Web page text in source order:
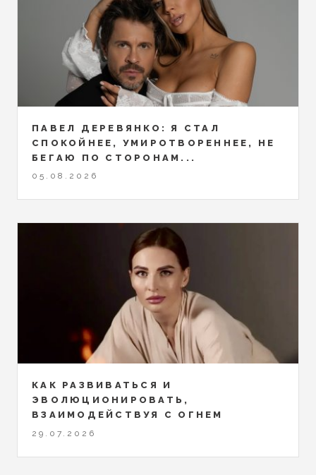
ПАВЕЛ ДЕРЕВЯНКО: Я СТАЛ
СПОКОЙНЕЕ, УМИРОТВОРЕННЕЕ, НЕ
БЕГАЮ ПО СТОРОНАМ...
05.08.2026
КАК РАЗВИВАТЬСЯ И
ЭВОЛЮЦИОНИРОВАТЬ,
ВЗАИМОДЕЙСТВУЯ С ОГНЕМ
29.07.2026